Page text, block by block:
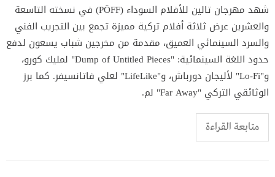
شهد مهرجان تالين للأفلام السوداء (PÖFF) في نسخته التاسعة
والعشرين عرض ثلاثة أفلام تركية مميزة تجمع بين التجريب الفني
والسرد السينمائي العميق، مقدمة من مخرجين شباب يسعون لدفع
حدود اللغة السينمائية: "Dump of Untitled Pieces" لمليك كورو،
و"Lo-Fi" لأليجان دورباش، و"LifeLike" لعلي فاتانسيفر. كما برز
الوثائقي التركي "Far Away" لم.
متابعة القراءة